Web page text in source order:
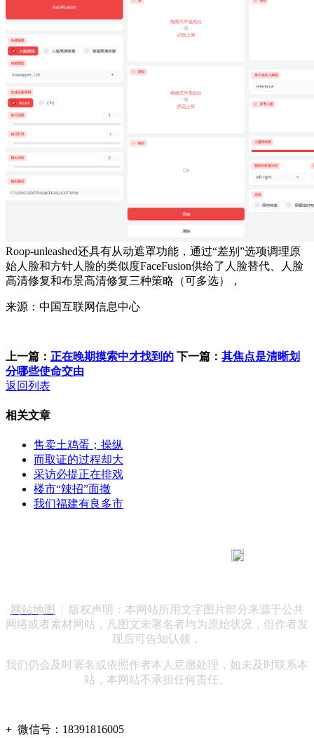
Roop-unleashed还具有从动遮罩功能，通过“差别”选项调理原
始人脸和方针人脸的类似度FaceFusion供给了人脸替代、人脸
高清修复和布景高清修复三种策略（可多选），
来源：中国互联网信息中心
上一篇： 正在晚期摸索中才找到的 下一篇： 其焦点是清晰划
分哪些使命交由
返回列表
相关文章
售卖土鸡蛋；操纵
而取证的过程却大
采访必提正在排戏
楼市“辣招”面撤
我们福建有良多市
网站地图
| 版权声明：本网站所用文字图片部分来源于公共
网络或者素材网站，凡图文未署名者均为原始状况，但作者发
现后可告知认领，
我们仍会及时署名或依照作者本人意愿处理，如未及时联系本
站，本网站不承担任何责任。
+ 微信号： 18391816005